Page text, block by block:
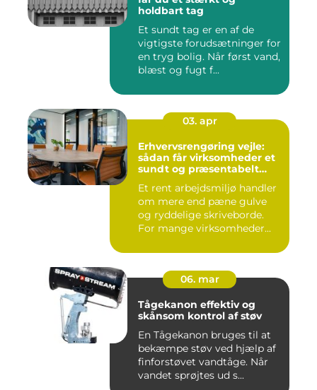
holdbart tag
Et sundt tag er en af de
vigtigste forudsætninger for
en tryg bolig. Når først vand,
blæst og fugt f...
03. apr
Erhvervsrengøring vejle:
sådan får virksomheder et
sundt og præsentabelt
Et rent arbejdsmiljø handler
om mere end pæne gulve
og ryddelige skriveborde.
For mange virksomheder...
06. mar
Tågekanon effektiv og
skånsom kontrol af støv
En Tågekanon bruges til at
bekæmpe støv ved hjælp af
finforstøvet vandtåge. Når
vandet sprøjtes ud s...